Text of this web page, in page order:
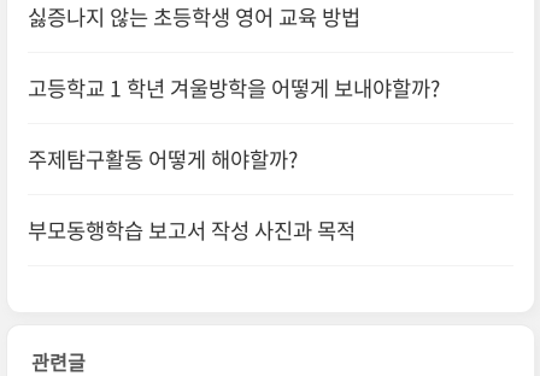
싫증나지 않는 초등학생 영어 교육 방법
고등학교 1 학년 겨울방학을 어떻게 보내야할까?
주제탐구활동 어떻게 해야할까?
부모동행학습 보고서 작성 사진과 목적
관련글